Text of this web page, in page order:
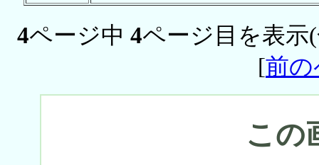
4ページ中 4ページ目を表示
[前
この